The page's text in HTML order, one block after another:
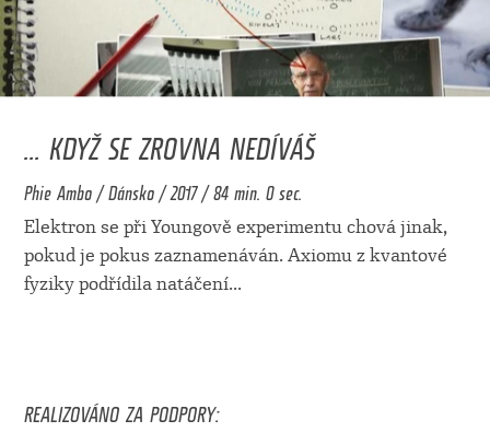
... KDYŽ SE ZROVNA NEDÍVÁŠ
Phie Ambo / Dánsko / 2017 / 84 min. 0 sec.
Elektron se při Youngově experimentu chová jinak,
pokud je pokus zaznamenáván. Axiomu z kvantové
fyziky podřídila natáčení...
REALIZOVÁNO ZA PODPORY: